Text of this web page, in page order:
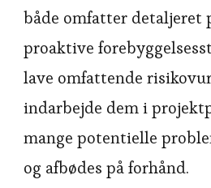
både omfatter detaljeret
proaktive
lave omfattende
indarbejde dem i
mange potentielle
og afbødes på forhånd.